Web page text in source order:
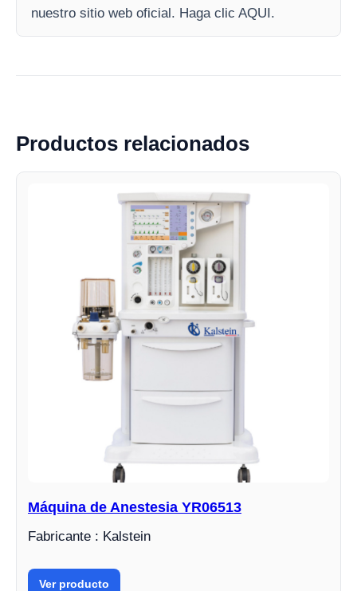
nuestro sitio web oficial. Haga clic AQUI.
Productos relacionados
Máquina de Anestesia YR06513
Fabricante : Kalstein
Ver producto